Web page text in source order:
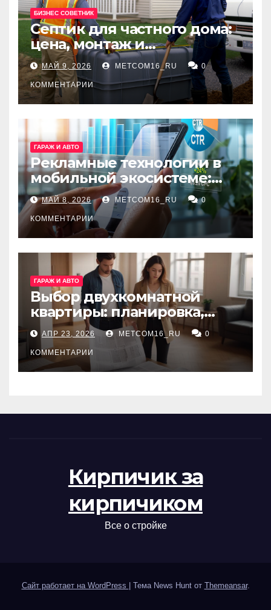
БИЗНЕС СОВЕТНИК
Септик для частного дома:
цена, монтаж и
организация автономной
канализации
МАЙ 9, 2026 METCOM16_RU 0
КОММЕНТАРИИ
ГАРАЖ И АВТО
Рекламные технологии в
мобильной экосистеме:
ключевые сервисы и
принципы работы
МАЙ 8, 2026 METCOM16_RU 0
КОММЕНТАРИИ
ГАРАЖ И АВТО
Выбор двухкомнатной
квартиры: планировка,
состояние жилья и
проверка документов
АПР 23, 2026 METCOM16_RU 0
КОММЕНТАРИИ
Кирпичик за
кирпичиком
Все о стройке
Сайт работает на WordPress Тема News Hunt от Themeansar.